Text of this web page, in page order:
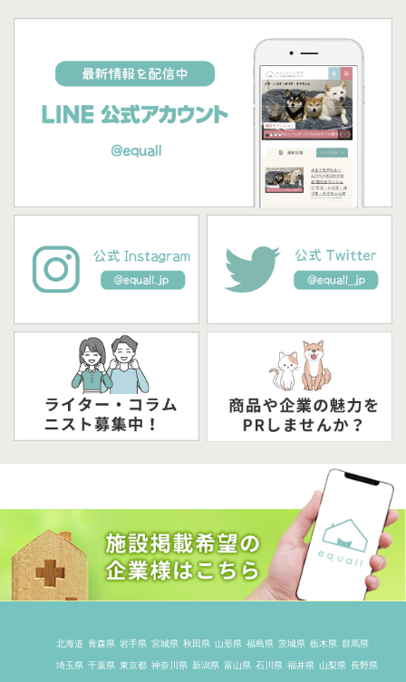
北海道 青森県 岩手県 宮城県 秋田県 山形県 福島県 茨城県 栃木県 群馬県
埼玉県 千葉県 東京都 神奈川県 新潟県 富山県 石川県 福井県 山梨県 長野県